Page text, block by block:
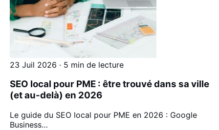
23 Juil 2026 · 5 min de lecture
SEO local pour PME : être trouvé dans sa ville
(et au-delà) en 2026
Le guide du SEO local pour PME en 2026 : Google
Business…